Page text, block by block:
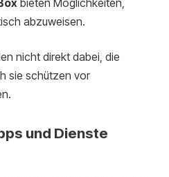
bieten Möglichkeiten,
abzuweisen.
nicht direkt dabei, die
sie schützen vor
und Dienste